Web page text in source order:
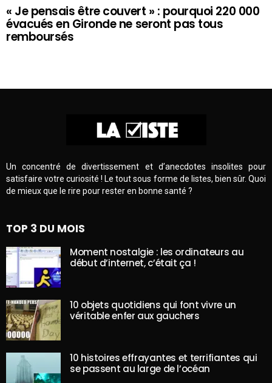
« Je pensais être couvert » : pourquoi 220 000
évacués en Gironde ne seront pas tous
remboursés
Un concentré de divertissement et d’anecdotes insolites pour
satisfaire votre curiosité ! Le tout sous forme de listes, bien sûr. Quoi
de mieux que le rire pour rester en bonne santé ?
TOP 3 DU MOIS
Moment nostalgie : les ordinateurs au
début d’internet, c’était ça !
10 objets quotidiens qui font vivre un
véritable enfer aux gauchers
10 histoires effrayantes et terrifiantes qui
se passent au large de l’océan